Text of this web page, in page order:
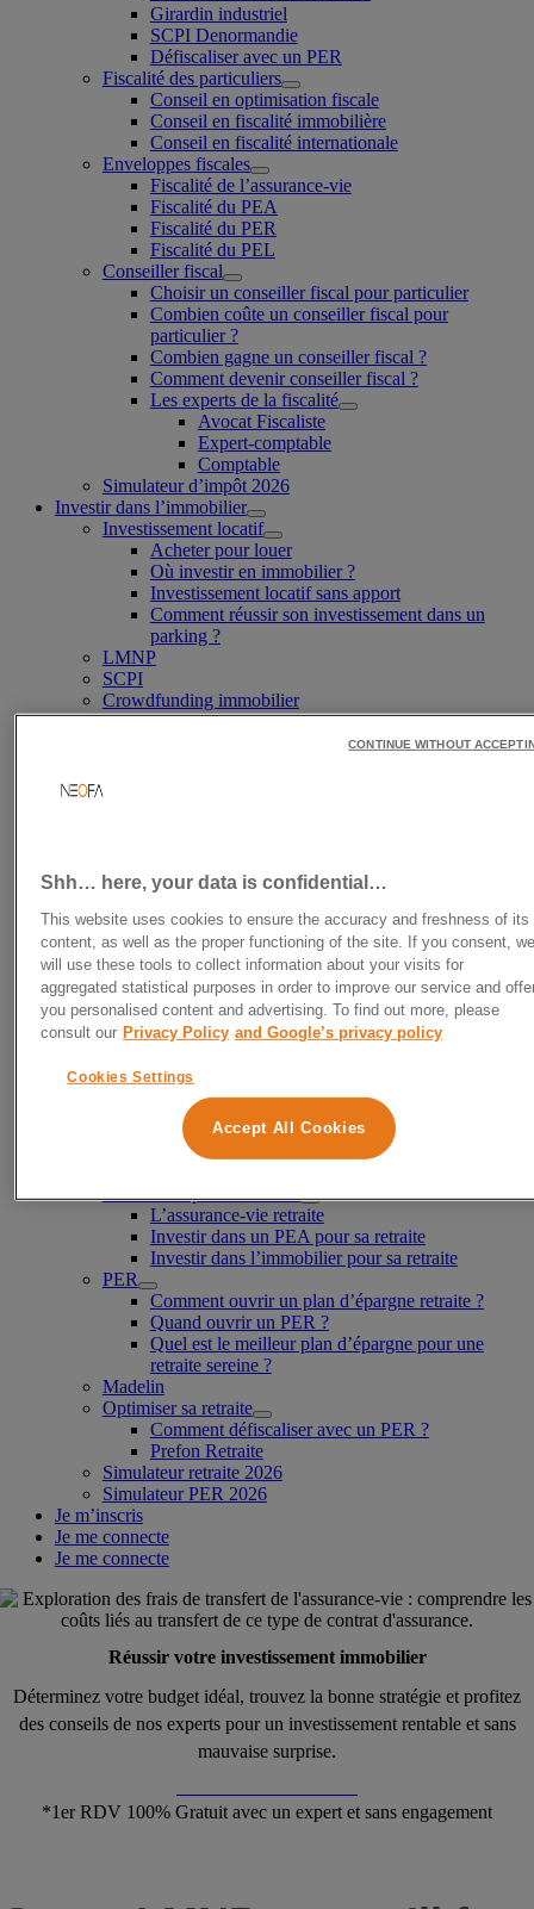
Girardin industriel
SCPI Denormandie
Défiscaliser avec un PER
Fiscalité des particuliers
Conseil en optimisation fiscale
Conseil en fiscalité immobilière
Conseil en fiscalité internationale
Enveloppes fiscales
Fiscalité de l’assurance-vie
Fiscalité du PEA
Fiscalité du PER
Fiscalité du PEL
Conseiller fiscal
Choisir un conseiller fiscal pour particulier
Combien coûte un conseiller fiscal pour
particulier ?
Combien gagne un conseiller fiscal ?
Comment devenir conseiller fiscal ?
Les experts de la fiscalité
Avocat Fiscaliste
Expert-comptable
Comptable
Simulateur d’impôt 2026
Investir dans l’immobilier
Investissement locatif
Acheter pour louer
Où investir en immobilier ?
Investissement locatif sans apport
Comment réussir son investissement dans un
parking ?
LMNP
SCPI
Crowdfunding immobilier
Investir en SCI
Loi Malraux
SAS immobilière
Conseiller en investissement immobilier
Préparer sa retraite
Comment préparer sa retraite ?
Comment calculer sa retraite ?
Épargner pour sa retraite
Comment augmenter le montant de sa
retraite ?
Quand préparer sa retraite ?
Préparer sa retraite à 30 ans
Préparer sa retraite à 40 ans
Préparer sa retraite à 50 ans
Placements pour la retraite
L’assurance-vie retraite
Investir dans un PEA pour sa retraite
Investir dans l’immobilier pour sa retraite
PER
Comment ouvrir un plan d’épargne retraite ?
Quand ouvrir un PER ?
Quel est le meilleur plan d’épargne pour une
retraite sereine ?
Madelin
Optimiser sa retraite
Comment défiscaliser avec un PER ?
Prefon Retraite
Simulateur retraite 2026
Simulateur PER 2026
Je m’inscris
Je me connecte
Je me connecte
Réussir votre investissement immobilier
Déterminez votre budget idéal, trouvez la bonne stratégie et profitez
des conseils de nos experts pour un investissement rentable et sans
mauvaise surprise.
*1er RDV 100% Gratuit avec un expert et sans engagement
Shh… here, your data is confidential…
This website uses cookies to ensure the accuracy and freshness of its
content, as well as the proper functioning of the site. If you consent,
will use these tools to collect information about your visits for
aggregated statistical purposes in order to improve our service and
you personalised content and advertising. To find out more, please
consult our Privacy Policy and Google’s privacy policy
Cookies Settings
Accept All Cookies
CONTINUE WITHOUT